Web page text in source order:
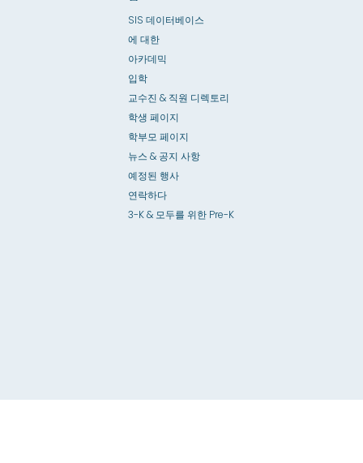
SIS 데이터베이스
에 대한
아카데믹
입학
교수진 & 직원 디렉토리
학생 페이지
학부모 페이지
뉴스 & 공지 사항
예정된 행사
연락하다
3-K & 모두를 위한 Pre-K